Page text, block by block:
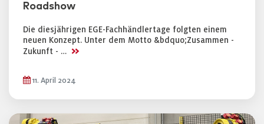
Roadshow
Die diesjährigen EGE-Fachhändlertage folgten einem
neuen Konzept. Unter dem Motto &bdquo;Zusammen -
Zukunft - … >>
11. April 2024